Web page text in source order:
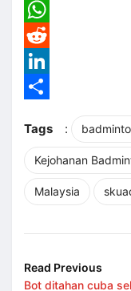
Email
WhatsApp
Reddit
LinkedIn
Tags
:
Kejohanan
Malaysia
Read Previous
Bot ditahan cuba